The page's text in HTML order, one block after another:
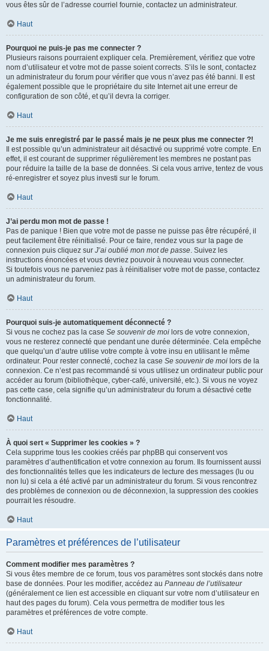
vous êtes sûr de l’adresse courriel fournie, contactez un administrateur.
Haut
Pourquoi ne puis-je pas me connecter ?
Plusieurs raisons pourraient expliquer cela. Premièrement, vérifiez que votre
nom d’utilisateur et votre mot de passe soient corrects. S’ils le sont, contactez
un administrateur du forum pour vérifier que vous n’avez pas été banni. Il est
également possible que le propriétaire du site Internet ait une erreur de
configuration de son côté, et qu’il devra la corriger.
Haut
Je me suis enregistré par le passé mais je ne peux plus me connecter ?!
Il est possible qu’un administrateur ait désactivé ou supprimé votre compte. En
effet, il est courant de supprimer régulièrement les membres ne postant pas
pour réduire la taille de la base de données. Si cela vous arrive, tentez de vous
ré-enregistrer et soyez plus investi sur le forum.
Haut
J’ai perdu mon mot de passe !
Pas de panique ! Bien que votre mot de passe ne puisse pas être récupéré, il
peut facilement être réinitialisé. Pour ce faire, rendez vous sur la page de
connexion puis cliquez sur J’ai oublié mon mot de passe. Suivez les
instructions énoncées et vous devriez pouvoir à nouveau vous connecter.
Si toutefois vous ne parveniez pas à réinitialiser votre mot de passe, contactez
un administrateur du forum.
Haut
Pourquoi suis-je automatiquement déconnecté ?
Si vous ne cochez pas la case Se souvenir de moi lors de votre connexion,
vous ne resterez connecté que pendant une durée déterminée. Cela empêche
que quelqu’un d’autre utilise votre compte à votre insu en utilisant le même
ordinateur. Pour rester connecté, cochez la case Se souvenir de moi lors de la
connexion. Ce n’est pas recommandé si vous utilisez un ordinateur public pour
accéder au forum (bibliothèque, cyber-café, université, etc.). Si vous ne voyez
pas cette case, cela signifie qu’un administrateur du forum a désactivé cette
fonctionnalité.
Haut
À quoi sert « Supprimer les cookies » ?
Cela supprime tous les cookies créés par phpBB qui conservent vos
paramètres d’authentification et votre connexion au forum. Ils fournissent aussi
des fonctionnalités telles que les indicateurs de lecture des messages (lu ou
non lu) si cela a été activé par un administrateur du forum. Si vous rencontrez
des problèmes de connexion ou de déconnexion, la suppression des cookies
pourrait les résoudre.
Haut
Paramètres et préférences de l’utilisateur
Comment modifier mes paramètres ?
Si vous êtes membre de ce forum, tous vos paramètres sont stockés dans notre
base de données. Pour les modifier, accédez au Panneau de l’utilisateur
(généralement ce lien est accessible en cliquant sur votre nom d’utilisateur en
haut des pages du forum). Cela vous permettra de modifier tous les
paramètres et préférences de votre compte.
Haut